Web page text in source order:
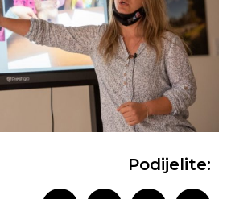
Podijelite: